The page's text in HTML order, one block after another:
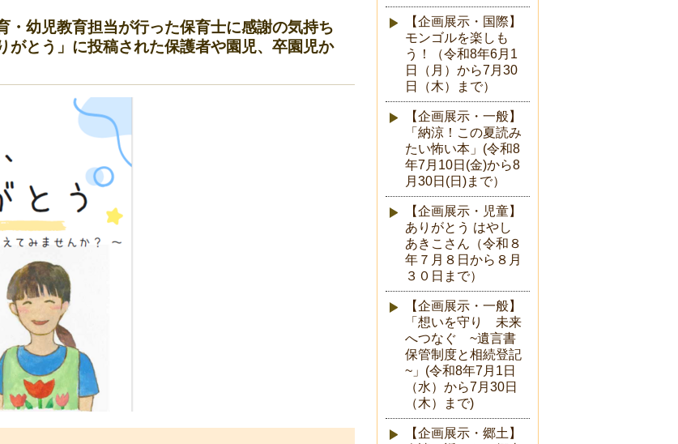
・幼児教育担当が行った保育士に感謝の気持ち
がとう」に投稿された保護者や園児、卒園児か
【企画展示・国際】
モンゴルを楽しも
う！（令和8年6月1
日（月）から7月30
日（木）まで）
【企画展示・一般】
「納涼！この夏読み
たい怖い本」(令和8
年7月10日(金)から8
月30日(日)まで）
【企画展示・児童】
ありがとう はやし
あきこさん（令和８
年７月８日から８月
３０日まで）
【企画展示・一般】
「想いを守り 未来
へつなぐ ~遺言書
保管制度と相続登記
~」(令和8年7月1日
（水）から7月30日
（木）まで)
【企画展示・郷土】